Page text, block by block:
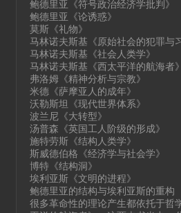
鲍德里亚《符号政治经济学批判》
鲍德里亚《论诱惑》
莫斯《礼物》
马林诺夫斯基《原始社会的犯罪与
马林诺夫斯基《社会人类学》
马林诺夫斯基《西太平洋的航海者
弗洛姆《精神分析与宗教》
米德《萨摩亚人的成年》
沃勒斯坦《现代世界体系》
波兰尼《大转型》
汤普森《英国工人阶级的形成》
施特劳斯《结构人类学》
斯威德伯格《经济学与社会学》
博特《结构洞》
埃利亚斯《文明的进程》
鲍德里亚的结构与埃利亚斯的重构
很多革命性的理论产生都依托于哲